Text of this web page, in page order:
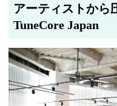
アーティストから
TuneCore Japan